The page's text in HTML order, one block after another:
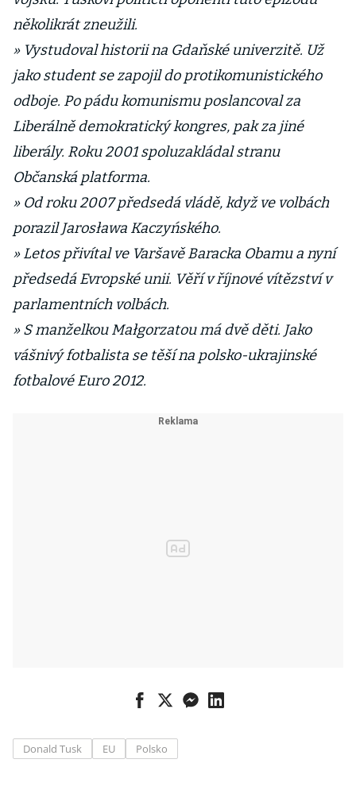
několikrát zneužili.
» Vystudoval historii na Gdaňské univerzitě. Už
jako student se zapojil do protikomunistického
odboje. Po pádu komunismu poslancoval za
Liberálně demokratický kongres, pak za jiné
liberály. Roku 2001 spoluzakládal stranu
Občanská platforma.
» Od roku 2007 předsedá vládě, když ve volbách
porazil Jarosława Kaczyńského.
» Letos přivítal ve Varšavě Baracka Obamu a nyní
předsedá Evropské unii. Věří v říjnové vítězství v
parlamentních volbách.
» S manželkou Małgorzatou má dvě děti. Jako
vášnivý fotbalista se těší na polsko-ukrajinské
fotbalové Euro 2012.
Donald Tusk EU Polsko